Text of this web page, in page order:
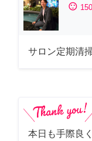
sentiment_satisfied 150
サロン定期清
本日も手際良